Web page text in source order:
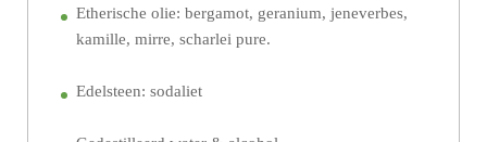
Etherische olie: bergamot, geranium, jeneverbes,
kamille, mirre, scharlei pure.
Edelsteen: sodaliet